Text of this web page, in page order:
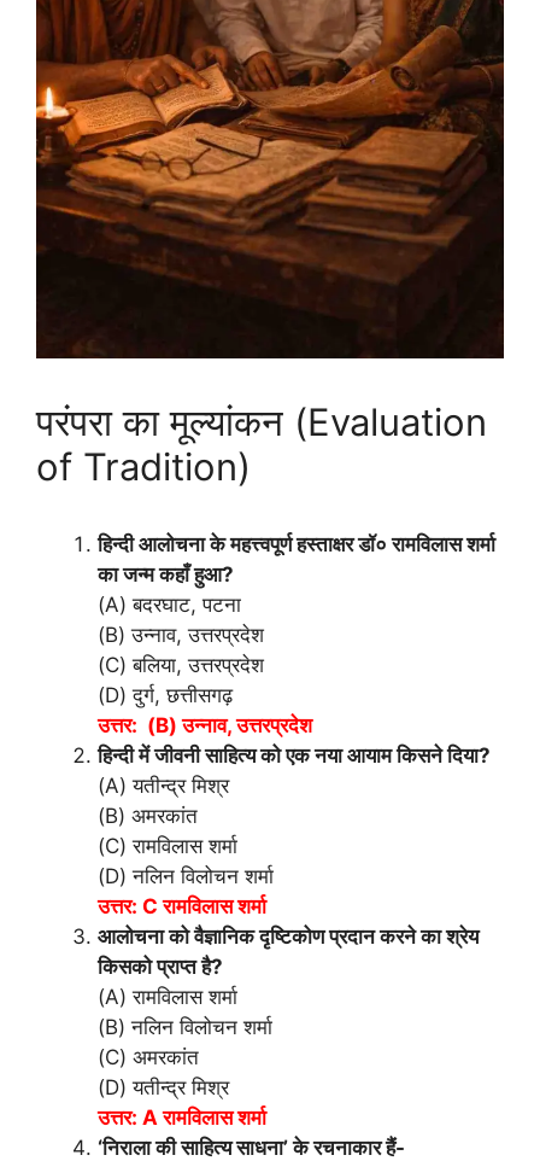
परंपरा का मूल्यांकन (Evaluation
of Tradition)
हिन्दी आलोचना के महत्त्वपूर्ण हस्ताक्षर डॉ० रामविलास शर्मा
का जन्म कहाँ हुआ?
(A) बदरघाट, पटना
(B) उन्नाव, उत्तरप्रदेश
(C) बलिया, उत्तरप्रदेश
(D) दुर्ग, छत्तीसगढ़
उत्तर: (B) उन्नाव, उत्तरप्रदेश
हिन्दी में जीवनी साहित्य को एक नया आयाम किसने दिया?
(A) यतीन्द्र मिश्र
(B) अमरकांत
(C) रामविलास शर्मा
(D) नलिन विलोचन शर्मा
उत्तर: C रामविलास शर्मा
आलोचना को वैज्ञानिक दृष्टिकोण प्रदान करने का श्रेय
किसको प्राप्त है?
(A) रामविलास शर्मा
(B) नलिन विलोचन शर्मा
(C) अमरकांत
(D) यतीन्द्र मिश्र
उत्तर: A रामविलास शर्मा
‘निराला की साहित्य साधना’ के रचनाकार हैं-